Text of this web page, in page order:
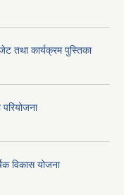
तथा कार्यक्रम पुस्तिका
विकास योजना